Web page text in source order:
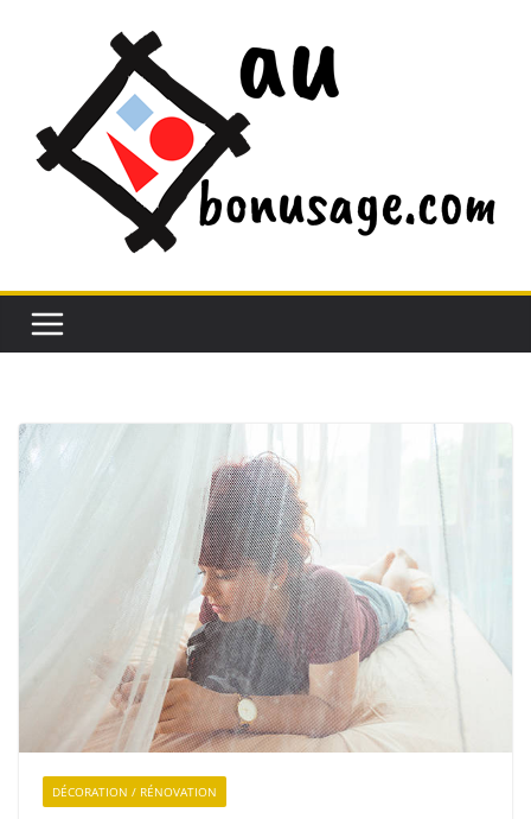
DÉCORATION / RÉNOVATION